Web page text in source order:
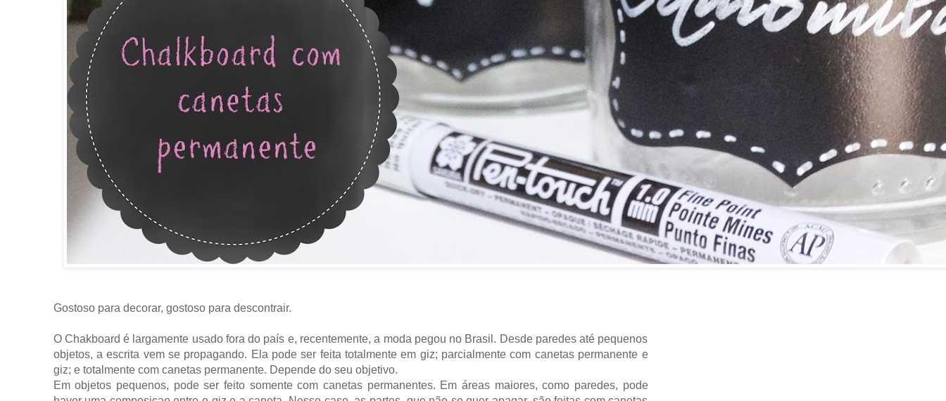
Gostoso para decorar, gostoso para descontrair.
O Chakboard é largamente usado fora do país e, recentemente, a moda pegou no Brasil. Desde paredes até pequenos
objetos, a escrita vem se propagando. Ela pode ser feita totalmente em giz; parcialmente com canetas permanente e
giz; e totalmente com canetas permanente. Depende do seu objetivo.
Em objetos pequenos, pode ser feito somente com canetas permanentes. Em áreas maiores, como paredes, pode